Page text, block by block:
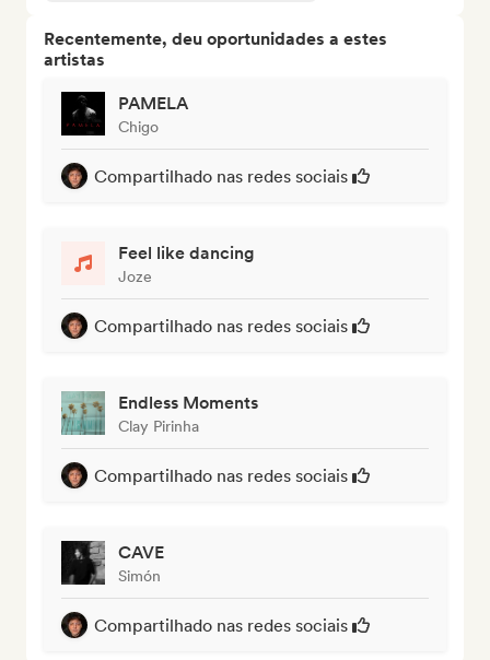
Recentemente, deu oportunidades a estes
artistas
PAMELA
Chigo
Compartilhado nas redes sociais
Feel like dancing
Joze
Compartilhado nas redes sociais
Endless Moments
Clay Pirinha
Compartilhado nas redes sociais
CAVE
Simón
Compartilhado nas redes sociais